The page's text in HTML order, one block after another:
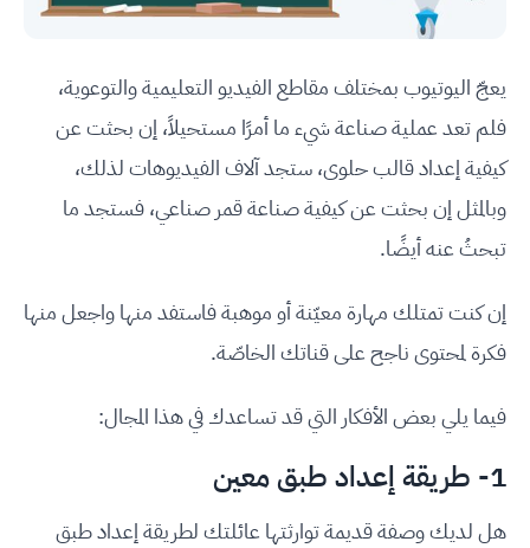
يعجّ اليوتيوب بمختلف مقاطع الفيديو التعليمية والتوعوية،
فلم تعد عملية صناعة شيء ما أمرًا مستحيلاً، إن بحثت عن
كيفية إعداد قالب حلوى، ستجد آلاف الفيديوهات لذلك،
وبالمثل إن بحثت عن كيفية صناعة قمر صناعي، فستجد ما
تبحثُ عنه أيضًا.
إن كنت تمتلك مهارة معيّنة أو موهبة فاستفد منها واجعل منها
فكرة لمحتوى ناجح على قناتك الخاصّة.
فيما يلي بعض الأفكار التي قد تساعدك في هذا المجال:
1- طريقة إعداد طبق معين
هل لديك وصفة قديمة توارثتها عائلتك لطريقة إعداد طبق